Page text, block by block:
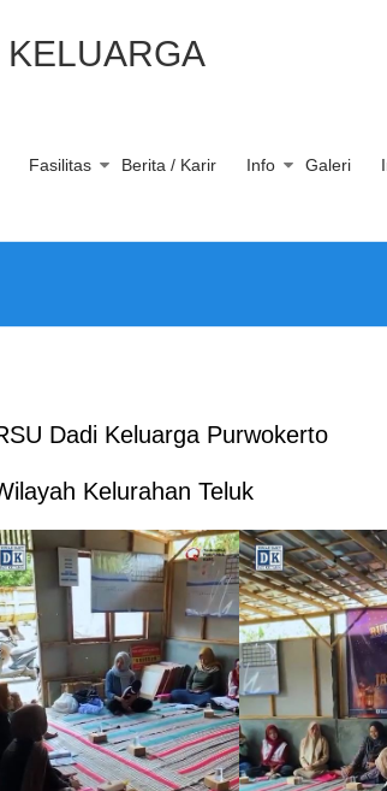
Fasilitas Berita / Karir Info Galeri
Dadi Keluarga Purwokerto
Kelurahan Teluk